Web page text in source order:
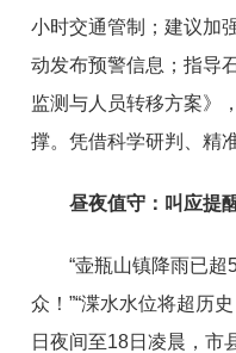
小时交通管制；建议加
动发布预警信息；指导
监测与人员转移方案》
撑。凭借科学研判、精
昼夜值守：叫应提
“壶瓶山镇降雨已
众！”“渫水水位将超历
日夜间至18日凌晨，市